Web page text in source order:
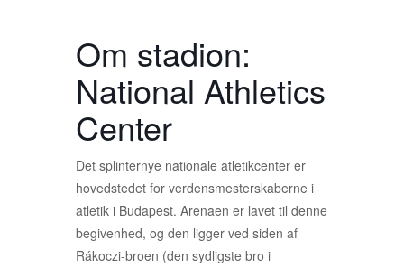
Om stadion:
National Athletics
Center
Det splinternye nationale atletikcenter er
hovedstedet for verdensmesterskaberne i
atletik i Budapest. Arenaen er lavet til denne
begivenhed, og den ligger ved siden af
Rákoczi-broen (den sydligste bro i